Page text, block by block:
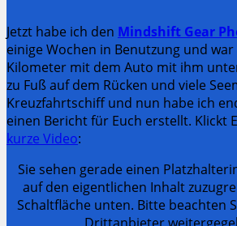
Jetzt habe ich den Mindshift Gear
einige Wochen in Benutzung und
Kilometer mit dem Auto mit ihm
zu Fuß auf dem Rücken und viele
Kreuzfahrtschiff und nun habe ich
einen Bericht für Euch erstellt. Klickt
kurze Video:
Sie sehen gerade einen
auf den eigentlichen Inhalt
Schaltfläche unten. Bitte beachten